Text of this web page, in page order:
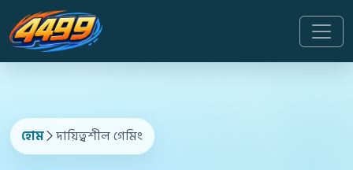
হোম দায়িত্বশীল গেমিং